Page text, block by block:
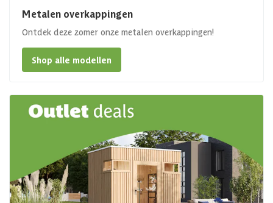
Metalen overkappingen
Ontdek deze zomer onze metalen overkappingen!
Shop alle modellen